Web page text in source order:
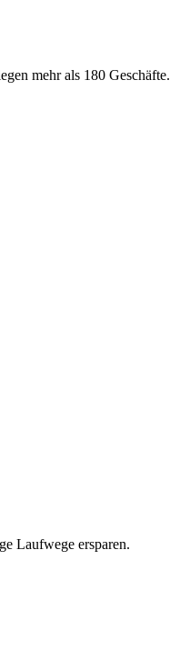
mehr als 180 Geschäfte.
Laufwege ersparen.